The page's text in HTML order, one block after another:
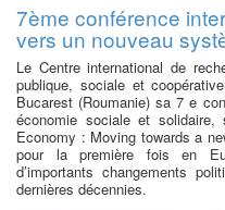
7ème conférence
vers un nouveau
Le Centre international de
publique, sociale et
Bucarest (Roumanie) sa 7 e
économie sociale et
Economy : Moving towards a
pour la première fois en
d’importants changements
dernières décennies.